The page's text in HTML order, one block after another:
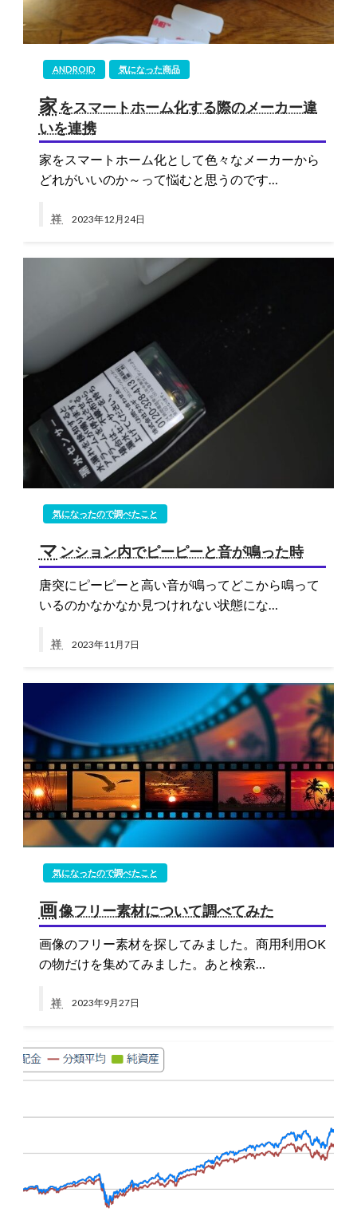
ANDROID 気になった商品
家をスマートホーム化する際のメーカー違
いを連携
家をスマートホーム化として色々なメーカーから
どれがいいのか～って悩むと思うのです…
祥 2023年12月24日
気になったので調べたこと
マ ンション内でピーピーと音が鳴った時
唐突にピーピーと高い音が鳴ってどこから鳴って
いるのかなかなか見つけれない状態にな…
祥 2023年11月7日
気になったので調べたこと
画像フリー素材について調べてみた
画像のフリー素材を探してみました。商用利用OK
の物だけを集めてみました。あと検索…
祥 2023年9月27日